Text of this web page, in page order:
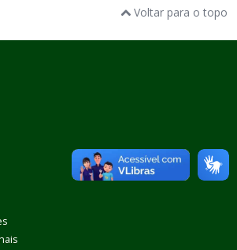
Voltar para o topo